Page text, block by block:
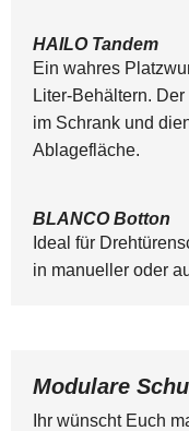
HAILO Tandem
Ein wahres
Liter-Behältern.
im Schrank und
Ablagefläche.
BLANCO Botton
Ideal für
in manueller oder
Modulare
Ihr wünscht Euch